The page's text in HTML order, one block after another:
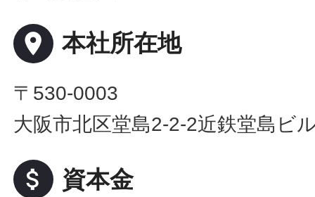
place 本社所在地
〒530-0003
大阪市北区堂島2-2-2近鉄堂島ビ
attach_money 資本金